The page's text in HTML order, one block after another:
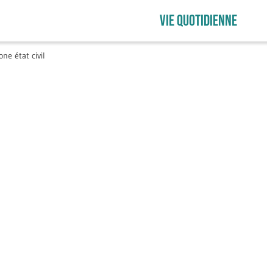
VIE QUOTIDIENNE
état civil